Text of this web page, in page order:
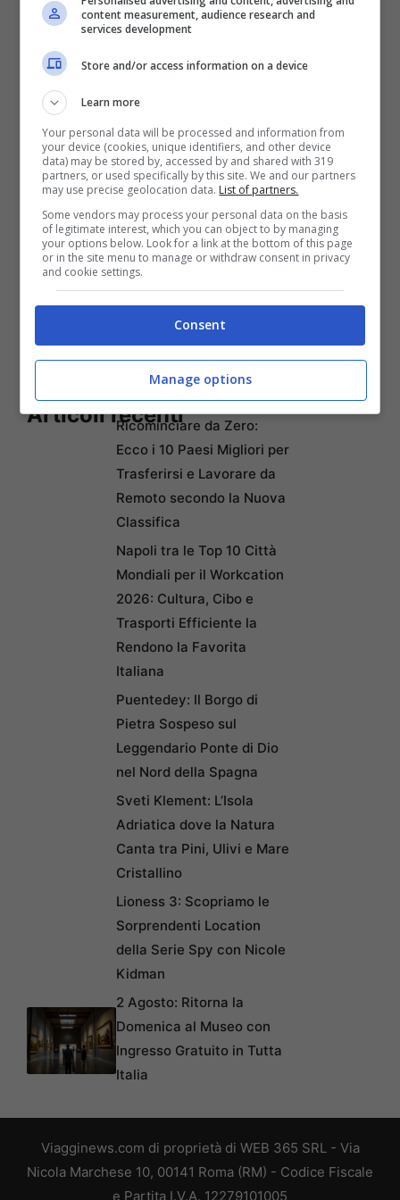
secolo, costruita dai Cavalieri dell’Ordine
di Malta sul promontorio conosciuto come
maestosa
Re.
Gli appassionati della serie potranno,
quindi, prenotare il proprio tour di
un’intera giornata in jeep (al costo di €
55,00 a persona) e visitare i luoghi magici
che hanno incantato tutti gli spettatori
Articoli recentiRicominciare da Zero:
Ecco i 10 Paesi Migliori per
Trasferirsi e Lavorare da
Remoto secondo la Nuova
Classifica
Napoli tra le Top 10 Città
Mondiali per il Workcation
2026: Cultura, Cibo e
Trasporti Efficiente la
Rendono la Favorita
Italiana
Puentedey: Il Borgo di
Pietra Sospeso sul
Leggendario Ponte di Dio
nel Nord della Spagna
Sveti Klement: L’Isola
Adriatica dove la Natura
Canta tra Pini, Ulivi e Mare
Cristallino
Lioness 3: Scopriamo le
Sorprendenti Location
della Serie Spy con Nicole
Kidman
2 Agosto: Ritorna la
Domenica al Museo con
Ingresso Gratuito in Tutta
Italia
Viagginews.com di proprietà di WEB 365 SRL - Via
Nicola Marchese 10, 00141 Roma (RM) - Codice Fiscale
e Partita I.V.A. 12279101005
content measurement, audience research and
services development
Store and/or access information on a device
Learn more
Your personal data will be processed and information from
your device (cookies, unique identifiers, and other device
data) may be stored by, accessed by and shared with 319
partners, or used specifically by this site. We and our partners
may use precise geolocation data. List of partners.
Some vendors may process your personal data on the basis
of legitimate interest, which you can object to by managing
your options below. Look for a link at the bottom of this page
or in the site menu to manage or withdraw consent in privacy
and cookie settings.
Consent
Manage options